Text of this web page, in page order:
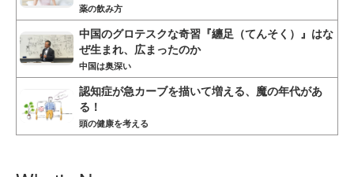
薬の飲み方
中国のグロテスクな奇習『纏足（てんそく）』はな
ぜ生まれ、広まったのか
中国は奥深い
認知症が急カーブを描いて増える、魔の年代があ
る！
頭の健康を考える